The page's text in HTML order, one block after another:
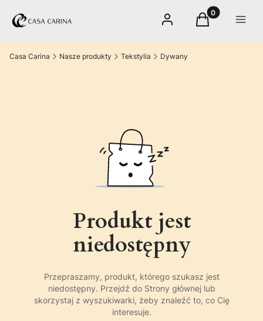
Zaloguj sięProdukty w
Koszyk Menu
Casa Carina Nasze produkty Tekstylia Dywany
Produkt jest
niedostępny
Przepraszamy, produkt, którego szukasz jest
niedostępny. Przejdź do Strony głównej lub
skorzystaj z wyszukiwarki, żeby znaleźć to, co Cię
interesuje.